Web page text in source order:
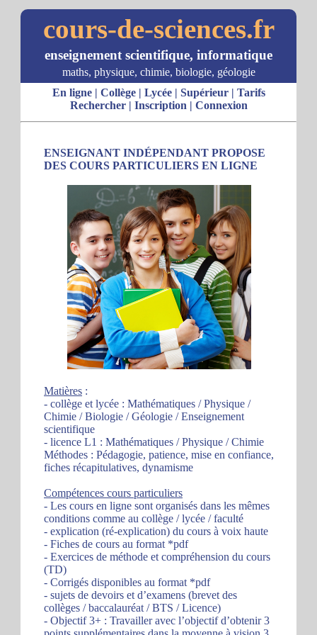
cours-de-sciences.fr
enseignement scientifique, informatique
maths, physique, chimie, biologie, géologie
En ligne| Collège| Lycée| Supérieur| Tarifs
Rechercher| Inscription | Connexion
ENSEIGNANT INDÉPENDANT PROPOSE
DES COURS PARTICULIERS EN LIGNE
Matières :
- collège et lycée : Mathématiques / Physique /
Chimie / Biologie / Géologie / Enseignement
scientifique
- licence L1 : Mathématiques / Physique / Chimie
Méthodes : Pédagogie, patience, mise en confiance,
fiches récapitulatives, dynamisme
Compétences cours particuliers
- Les cours en ligne sont organisés dans les mêmes
conditions comme au collège / lycée / faculté
- explication (ré-explication) du cours à voix haute
- Fiches de cours au format *pdf
- Exercices de méthode et compréhension du cours
(TD)
- Corrigés disponibles au format *pdf
- sujets de devoirs et d’examens (brevet des
collèges / baccalauréat / BTS / Licence)
- Objectif 3+ : Travailler avec l’objectif d’obtenir 3